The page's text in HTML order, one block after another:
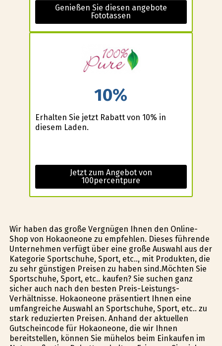
Genießen Sie diesen angebote
Fototassen
10%
Erhalten Sie jetzt Rabatt von 10% in
diesem Laden.
Jetzt zum Angebot von
100percentpure
Wir haben das große Vergnügen Ihnen den Online-
Shop von Hokaoneone zu empfehlen. Dieses führende
Unternehmen verfügt über eine große Auswahl aus der
Kategorie Sportschuhe, Sport, etc.., mit Produkten, die
zu sehr günstigen Preisen zu haben sind.Möchten Sie
Sportschuhe, Sport, etc.. kaufen? Sie suchen ganz
sicher auch nach den besten Preis-Leistungs-
Verhältnisse. Hokaoneone präsentiert Ihnen eine
umfangreiche Auswahl an Sportschuhe, Sport, etc.. zu
stark reduzierten Preisen. Anhand der aktuellen
Gutscheincode für Hokaoneone, die wir Ihnen
bereitstellen, können Sie mühelos beim Einkaufen im